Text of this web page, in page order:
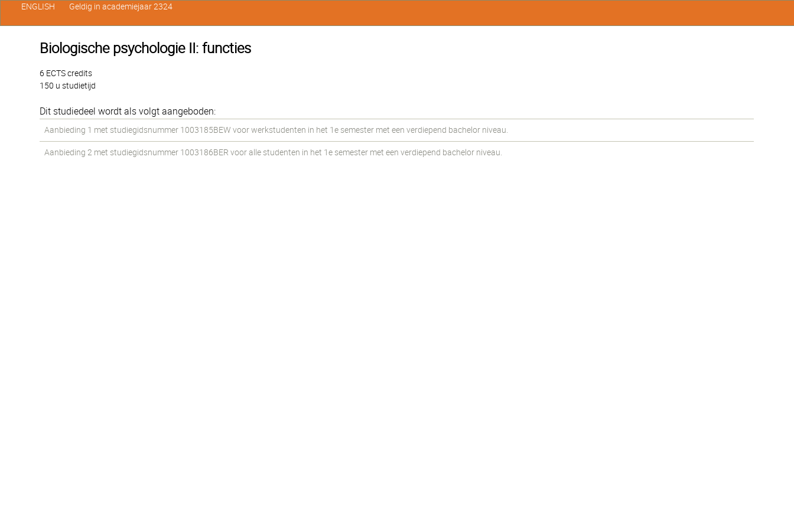
Biologische psychologie II: functies
6 ECTS credits
150 u studietijd
Dit studiedeel wordt als volgt aangeboden:
Aanbieding 1 met studiegidsnummer 1003185BEW voor werkstudenten in het 1e semester met een verdiepend bachelor niveau.
Aanbieding 2 met studiegidsnummer 1003186BER voor alle studenten in het 1e semester met een verdiepend bachelor niveau.
ENGLISH Geldig in academiejaar 2324